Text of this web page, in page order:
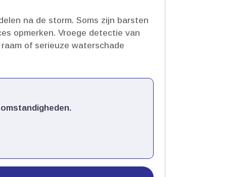
na de storm.​ Soms zijn barsten
opmerken.​ Vroege detectie van
of serieuze waterschade